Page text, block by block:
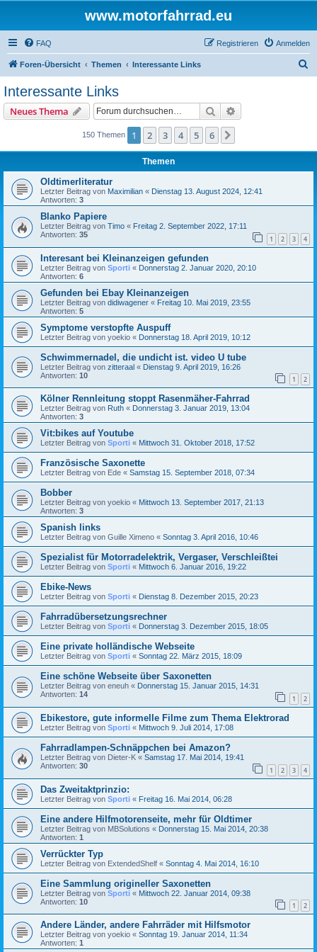
www.motorfahrrad.eu
FAQ Anmelden
Registrieren
Foren-Übersicht Themen Interessante Links
Interessante Links
Neues Thema Suche
150 Themen 1 2 3 4 5 6
Themen
Oldtimerliteratur
Letzter Beitrag von Maximilian « Dienstag 13. August 2024, 12:41
Antworten: 3
Blanko Papiere
Letzter Beitrag von Timo « Freitag 2. September 2022, 17:11
Antworten: 35 1 2 3 4
Interesant bei Kleinanzeigen gefunden
Letzter Beitrag von Sporti « Donnerstag 2. Januar 2020, 20:10
Antworten: 6
Gefunden bei Ebay Kleinanzeigen
Letzter Beitrag von didiwagener « Freitag 10. Mai 2019, 23:55
Antworten: 5
Symptome verstopfte Auspuff
Letzter Beitrag von yoekio « Donnerstag 18. April 2019, 10:12
Schwimmernadel, die undicht ist. video U tube
Letzter Beitrag von zitteraal « Dienstag 9. April 2019, 16:26
Antworten: 10 1 2
Kölner Rennleitung stoppt Rasenmäher-Fahrrad
Letzter Beitrag von Ruth « Donnerstag 3. Januar 2019, 13:04
Antworten: 3
Vit:bikes auf Youtube
Letzter Beitrag von Sporti « Mittwoch 31. Oktober 2018, 17:52
Französische Saxonette
Letzter Beitrag von Ede « Samstag 15. September 2018, 07:34
Bobber
Letzter Beitrag von yoekio « Mittwoch 13. September 2017, 21:13
Antworten: 3
Spanish links
Letzter Beitrag von Guille Ximeno « Sonntag 3. April 2016, 10:46
Spezialist für Motorradelektrik, Vergaser, Verschleißtei
Letzter Beitrag von Sporti « Mittwoch 6. Januar 2016, 19:22
Ebike-News
Letzter Beitrag von Sporti « Dienstag 8. Dezember 2015, 20:23
Fahrradübersetzungsrechner
Letzter Beitrag von Sporti « Donnerstag 3. Dezember 2015, 18:05
Eine private holländische Webseite
Letzter Beitrag von Sporti « Sonntag 22. März 2015, 18:09
Eine schöne Webseite über Saxonetten
Letzter Beitrag von eneuh « Donnerstag 15. Januar 2015, 14:31
Antworten: 14 1 2
Ebikestore, gute informelle Filme zum Thema Elektrorad
Letzter Beitrag von Sporti « Mittwoch 9. Juli 2014, 17:08
Fahrradlampen-Schnäppchen bei Amazon?
Letzter Beitrag von Dieter-K « Samstag 17. Mai 2014, 19:41
Antworten: 30 1 2 3 4
Das Zweitaktprinzio:
Letzter Beitrag von Sporti « Freitag 16. Mai 2014, 06:28
Eine andere Hilfmotorenseite, mehr für Oldtimer
Letzter Beitrag von MBSolutions « Donnerstag 15. Mai 2014, 20:38
Antworten: 1
Verrückter Typ
Letzter Beitrag von ExtendedShelf « Sonntag 4. Mai 2014, 16:10
Eine Sammlung origineller Saxonetten
Letzter Beitrag von Sporti « Mittwoch 22. Januar 2014, 09:38
Antworten: 10 1 2
Andere Länder, andere Fahrräder mit Hilfsmotor
Letzter Beitrag von yoekio « Sonntag 19. Januar 2014, 11:34
Antworten: 1